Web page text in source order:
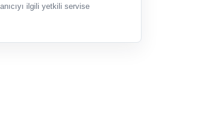
ilgili yetkili servise